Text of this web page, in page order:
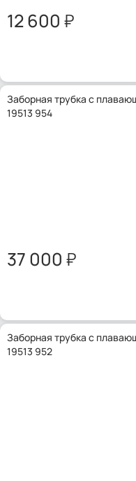
12 600
Заборная трубка с
19513 954
37 000
Заборная трубка с
19513 952